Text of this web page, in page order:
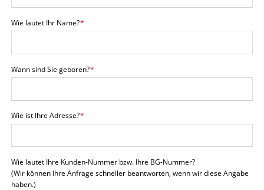
Pflichtfeld
Wie lautet Ihr Name?*
Pflichtfeld
Wann sind Sie geboren?*
Pflichtfeld
Wie ist Ihre Adresse?*
Wie lautet Ihre Kunden-Nummer bzw. Ihre BG-Nummer?
(Wir können Ihre Anfrage schneller beantworten, wenn wir diese Angabe
haben.)